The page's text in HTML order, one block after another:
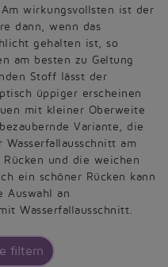
wirkungsvollsten ist der
dann, wenn das
gehalten ist, so
am besten zu Geltung
Stoff lässt der
üppiger erscheinen
mit kleiner Oberweite
Variante, die
am
und die weichen
ein schöner Rücken kann
Auswahl an
Wasserfallausschnitt.
filtern